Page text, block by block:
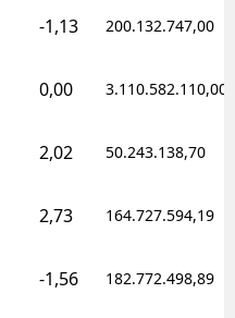
-1,13 200.132.747,00
0,00 3.110.582.110,00
2,02 50.243.138,70
2,73 164.727.594,19
-1,56 182.772.498,89